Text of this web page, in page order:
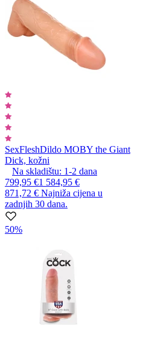
SexFleshDildo MOBY the Giant
Dick, kožni
Na skladištu: 1-2 dana
799,95 €1 584,95 €
871,72 € Najniža cijena u
zadnjih 30 dana.
50%